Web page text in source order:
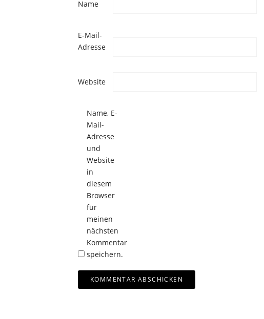
Name
E-Mail-
Adresse
Website
Name, E-
Mail-
Adresse
und
Website
in
diesem
Browser
für
meinen
nächsten
Kommentar
speichern.